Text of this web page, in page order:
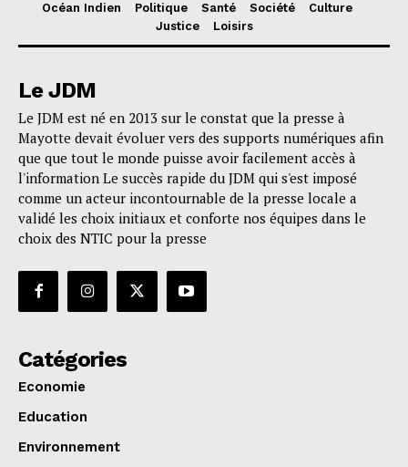
Océan Indien
Politique Santé Société
Culture
Justice
Loisirs
Le JDM
Le JDM est né en 2013 sur le constat que la presse à
Mayotte devait évoluer vers des supports numériques afin
que que tout le monde puisse avoir facilement accès à
l'information Le succès rapide du JDM qui s'est imposé
comme un acteur incontournable de la presse locale a
validé les choix initiaux et conforte nos équipes dans le
choix des NTIC pour la presse
Catégories
Economie
Education
Environnement